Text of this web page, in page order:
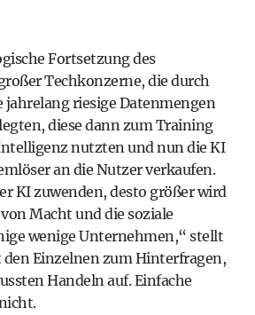
Fortsetzung des
Techkonzerne, die durch
jahrelang riesige Datenmengen
diese dann zum Training
nutzten und nun die KI
an die Nutzer verkaufen.
KI zuwenden, desto größer wird
Macht und die soziale
wenige Unternehmen,“ stellt
Einzelnen zum Hinterfragen,
Handeln auf. Einfache